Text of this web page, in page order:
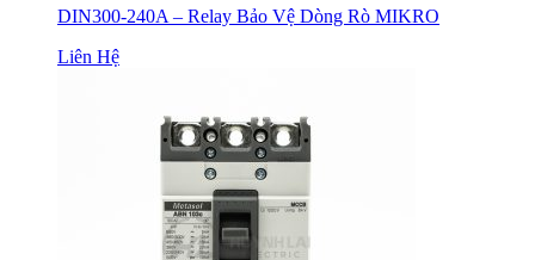
DIN300-240A – Relay Bảo Vệ Dòng Rò MIKRO
Liên Hệ